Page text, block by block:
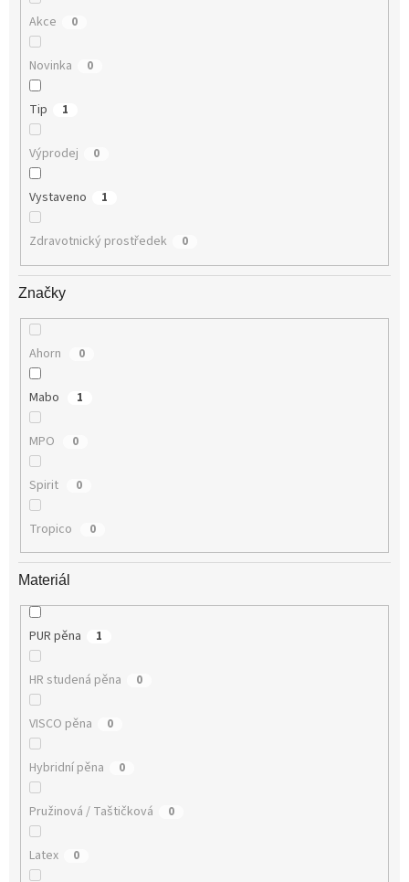
Akce 0
Novinka 0
Tip 1
Výprodej 0
Vystaveno 1
Zdravotnický prostředek 0
Značky
Ahorn 0
Mabo 1
MPO 0
Spirit 0
Tropico 0
Materiál
PUR pěna 1
HR studená pěna 0
VISCO pěna 0
Hybridní pěna 0
Pružinová / Taštičková 0
Latex 0